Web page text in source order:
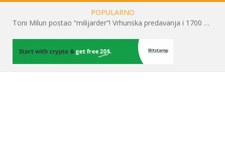
POPULARNO
Toni Milun postao “milijarder”! Vrhunska predavanja i 1700 posjetitelja obilježili su mjesec financijske pismenosti